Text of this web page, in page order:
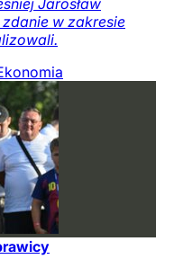
Jarosław
w zakresie